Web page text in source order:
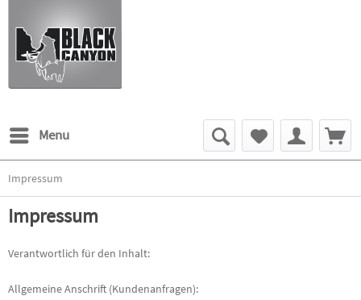
Menu
Impressum
Impressum
Verantwortlich für den Inhalt:
Allgemeine Anschrift (Kundenanfragen):